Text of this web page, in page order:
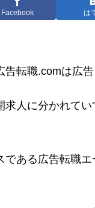
Facebook は
告転職.comは広
人に分かれてい
ある広告転職